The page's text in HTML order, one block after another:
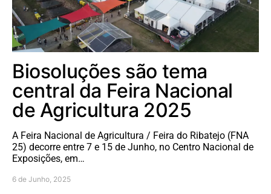
Biosoluções são tema
central da Feira Nacional
de Agricultura 2025
A Feira Nacional de Agricultura / Feira do Ribatejo (FNA
25) decorre entre 7 e 15 de Junho, no Centro Nacional de
Exposições, em…
6 de Junho, 2025